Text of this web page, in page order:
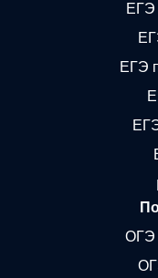
ЕГЭ
ЕГЭ
ОГЭ